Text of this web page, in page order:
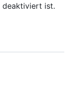
deaktiviert ist.